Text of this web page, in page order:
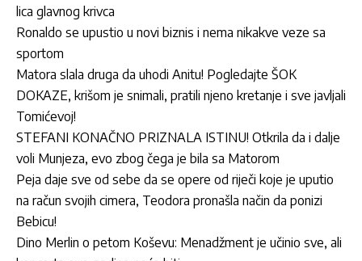
lica glavnog krivca
Ronaldo se upustio u novi biznis i nema nikakve veze sa
sportom
Matora slala druga da uhodi Anitu! Pogledajte ŠOK
DOKAZE, krišom je snimali, pratili njeno kretanje i sve javljali
Tomićevoj!
STEFANI KONAČNO PRIZNALA ISTINU! Otkrila da i dalje
voli Munjeza, evo zbog čega je bila sa Matorom
Peja daje sve od sebe da se opere od riječi koje je uputio
na račun svojih cimera, Teodora pronašla način da ponizi
Bebicu!
Dino Merlin o petom Koševu: Menadžment je učinio sve, ali